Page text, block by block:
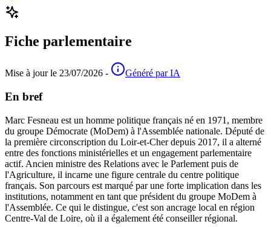
Fiche parlementaire
Mise à jour le 23/07/2026 - Généré par IA
En bref
Marc Fesneau est un homme politique français né en 1971, membre
du groupe Démocrate (MoDem) à l'Assemblée nationale. Député de
la première circonscription du Loir-et-Cher depuis 2017, il a alterné
entre des fonctions ministérielles et un engagement parlementaire
actif. Ancien ministre des Relations avec le Parlement puis de
l'Agriculture, il incarne une figure centrale du centre politique
français. Son parcours est marqué par une forte implication dans les
institutions, notamment en tant que président du groupe MoDem à
l'Assemblée. Ce qui le distingue, c'est son ancrage local en région
Centre-Val de Loire, où il a également été conseiller régional.